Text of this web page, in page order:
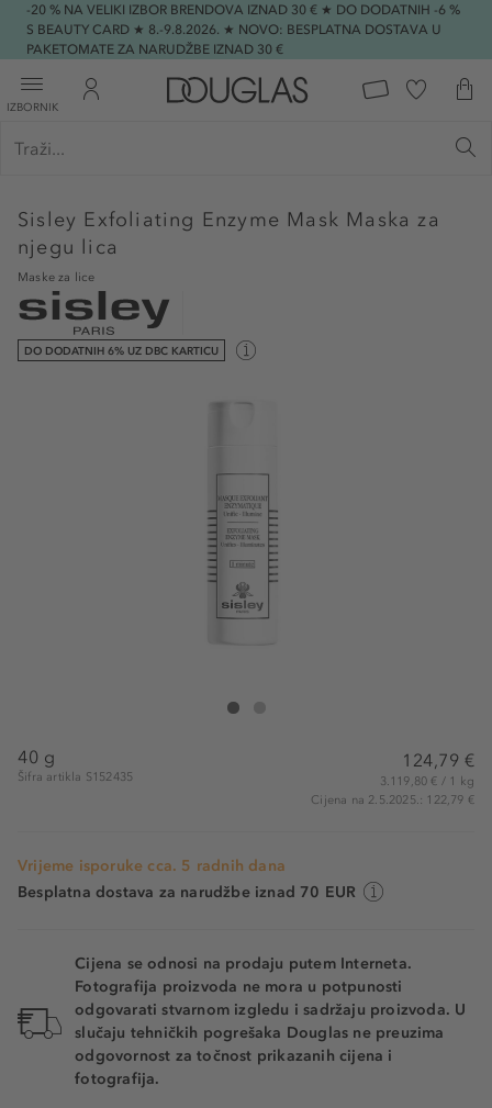
-20 % NA VELIKI IZBOR BRENDOVA IZNAD 30 € ★ DO DODATNIH -6 %
S BEAUTY CARD ★ 8.-9.8.2026. ★ NOVO: BESPLATNA DOSTAVA U
PAKETOMATE ZA NARUDŽBE IZNAD 30 €
IZBORNIK
Sisley Exfoliating Enzyme Mask Maska za
njegu lica
Maske za lice
DO DODATNIH 6% UZ DBC KARTICU
Sisley Exfoliating Enzyme Mask
40 g
Šifra artikla S152435
124,79 €
3.119,80 € / 1 kg
Cijena na 2.5.2025.: 122,79 €
Vrijeme isporuke cca. 5 radnih dana
Besplatna dostava za narudžbe iznad 70 EUR
Cijena se odnosi na prodaju putem Interneta.
Fotografija proizvoda ne mora u potpunosti
odgovarati stvarnom izgledu i sadržaju proizvoda. U
slučaju tehničkih pogrešaka Douglas ne preuzima
odgovornost za točnost prikazanih cijena i
fotografija.